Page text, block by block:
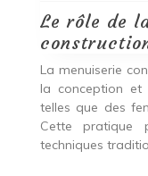
Le rôle de
La menuiserie
la conception et
telles que des
Cette pratique
techniques